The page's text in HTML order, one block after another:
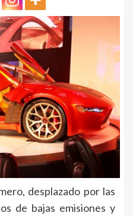
desplazado por las
de bajas emisiones y